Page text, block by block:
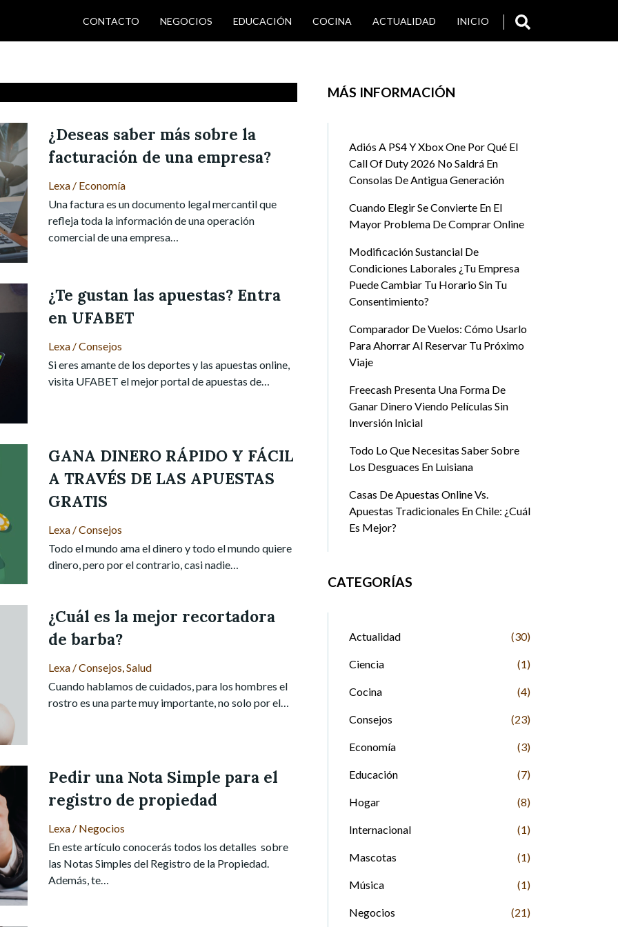
INICIO
ACTUALIDAD
COCINA
EDUCACIÓN
NEGOCIOS
CONTACTO
¿Deseas saber más sobre la
facturación de una empresa?
Lexa / Economía
Una factura es un documento legal mercantil que
refleja toda la información de una operación
comercial de una empresa…
¿Te gustan las apuestas? Entra
en UFABET
Lexa /Consejos
Si eres amante de los deportes y las apuestas online,
visita UFABET el mejor portal de apuestas de…
GANA DINERO RÁPIDO Y FÁCIL
A TRAVÉS DE LAS APUESTAS
GRATIS
Lexa /Consejos
Todo el mundo ama el dinero y todo el mundo quiere
dinero, pero por el contrario, casi nadie…
¿Cuál es la mejor recortadora
de barba?
Lexa /Consejos,Salud
Cuando hablamos de cuidados, para los hombres el
rostro es una parte muy importante, no solo por el…
Pedir una Nota Simple para el
registro de propiedad
Lexa / Negocios
En este artículo conocerás todos los detalles sobre
las Notas Simples del Registro de la Propiedad.
Además, te…
MÁS INFORMACIÓN
Adiós A PS4 Y Xbox One Por Qué El
Call Of Duty 2026 No Saldrá En
Consolas De Antigua Generación
Cuando Elegir Se Convierte En El
Mayor Problema De Comprar Online
Modificación Sustancial De
Condiciones Laborales ¿Tu Empresa
Puede Cambiar Tu Horario Sin Tu
Consentimiento?
Comparador De Vuelos: Cómo Usarlo
Para Ahorrar Al Reservar Tu Próximo
Viaje
Freecash Presenta Una Forma De
Ganar Dinero Viendo Películas Sin
Inversión Inicial
Todo Lo Que Necesitas Saber Sobre
Los Desguaces En Luisiana
Casas De Apuestas Online Vs.
Apuestas Tradicionales En Chile: ¿Cuál
Es Mejor?
CATEGORÍAS
Actualidad (30)
Ciencia (1)
Cocina (4)
Consejos (23)
Economía (3)
Educación (7)
Hogar (8)
Internacional (1)
Mascotas (1)
Música (1)
Negocios (21)